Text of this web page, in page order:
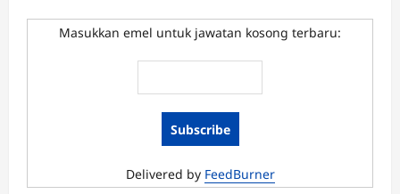
Kosong
Universiti
Islam
Malaysia
Masukkan emel untuk jawatan kosong terbaru:
Delivered by FeedBurner